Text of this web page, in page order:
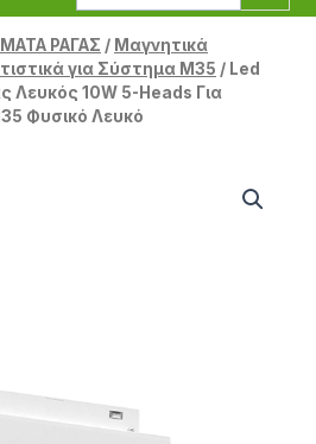
ΡΑΓΑΣ / Μαγνητικά
για Σύστημα Μ35 / Led
Λευκός 10W 5-Heads Για
Φυσικό Λευκό